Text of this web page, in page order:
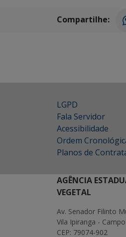
Compartilhe:
LGPD
Fala Servidor
Acessibilidade
Ordem
Planos de
AGÊNCIA
VEGETAL
Av. Senador Filinto
Vila Ipiranga -
CEP: 79074-902